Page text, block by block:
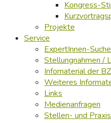
Kongress-
Projekte
Service
ExpertInnen-Suche
Stellungnahmen /
Infomaterial der
Weiteres
Links
Medienanfragen
Stellen- und